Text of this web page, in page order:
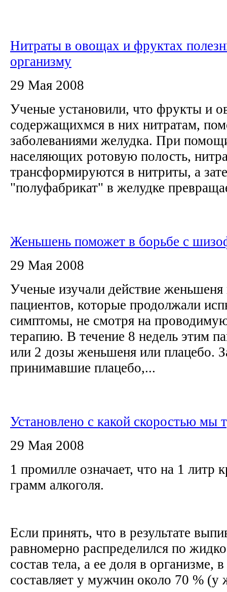
Нитраты в овощах и фруктах
организму
29 Мая 2008
Ученые установили, что фрукты и
содержащихмся в них нитратам,
заболеваниями желудка. При
населяющих ротовую полость,
трансформируются в нитриты, а
"полуфабрикат" в желудке
Женьшень поможет в борьбе с
29 Мая 2008
Ученые изучали действие женьшеня
пациентов, которые продолжали
симптомы, не смотря на
терапию. В течение 8 недель этим
или 2 дозы женьшеня или плацебо.
принимавшие плацебо,...
Установлено с какой скоростью мы
29 Мая 2008
1 промилле означает, что на 1 литр
грамм алкоголя.
Если принять, что в результате
равномерно распределился по
состав тела, а ее доля в организме,
составляет у мужчин около 70 %